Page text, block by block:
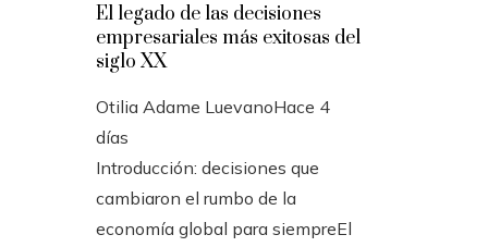
El legado de las decisiones
empresariales más exitosas del
siglo XX
Otilia Adame LuevanoHace 4
días
Introducción: decisiones que
cambiaron el rumbo de la
economía global para siempreEl